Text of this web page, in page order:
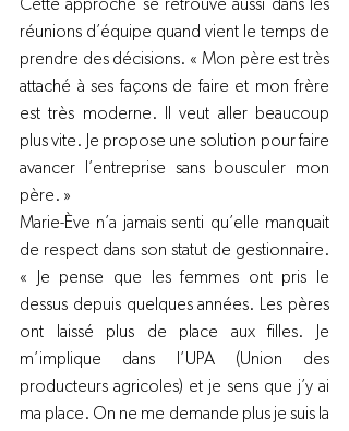
Cette approche se retrouve aussi dans les
réunions d’équipe quand vient le temps de
prendre des décisions. « Mon père est très
attaché à ses façons de faire et mon frère
est très moderne. Il veut aller beaucoup
plus vite. Je propose une solution pour faire
avancer l’entreprise sans bousculer mon
père. »
Marie-Ève n’a jamais senti qu’elle manquait
de respect dans son statut de gestionnaire.
« Je pense que les femmes ont pris le
dessus depuis quelques années. Les pères
ont laissé plus de place aux filles. Je
m’implique dans l’UPA (Union des
producteurs agricoles) et je sens que j’y ai
ma place. On ne me demande plus je suis la